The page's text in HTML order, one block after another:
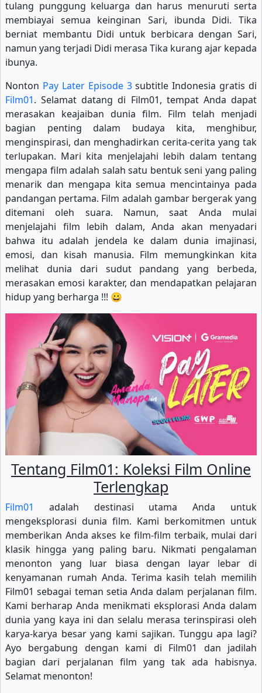
tulang punggung keluarga dan harus menuruti serta
membiayai semua keinginan Sari, ibunda Didi. Tika
berniat membantu Didi untuk berbicara dengan Sari,
namun yang terjadi Didi merasa Tika kurang ajar kepada
ibunya.
Nonton Pay Later Episode 3subtitle Indonesia gratis di
Film01. Selamat datang di Film01, tempat Anda dapat
merasakan keajaiban dunia film. Film telah menjadi
bagian penting dalam budaya kita, menghibur,
menginspirasi, dan menghadirkan cerita-cerita yang tak
terlupakan. Mari kita menjelajahi lebih dalam tentang
mengapa film adalah salah satu bentuk seni yang paling
menarik dan mengapa kita semua mencintainya pada
pandangan pertama. Film adalah gambar bergerak yang
ditemani oleh suara. Namun, saat Anda mulai
menjelajahi film lebih dalam, Anda akan menyadari
bahwa itu adalah jendela ke dalam dunia imajinasi,
emosi, dan kisah manusia. Film memungkinkan kita
melihat dunia dari sudut pandang yang berbeda,
merasakan emosi karakter, dan mendapatkan pelajaran
hidup yang berharga !!! 😀
Tentang Film01: Koleksi Film Online
Terlengkap
Film01
adalah destinasi utama Anda untuk
mengeksplorasi dunia film. Kami berkomitmen untuk
memberikan Anda akses ke film-film terbaik, mulai dari
klasik hingga yang paling baru. Nikmati pengalaman
menonton yang luar biasa dengan layar lebar di
kenyamanan rumah Anda. Terima kasih telah memilih
Film01 sebagai teman setia Anda dalam perjalanan film.
Kami berharap Anda menikmati eksplorasi Anda dalam
dunia yang kaya ini dan selalu merasa terinspirasi oleh
karya-karya besar yang kami sajikan. Tunggu apa lagi?
Ayo bergabung dengan kami di Film01 dan jadilah
bagian dari perjalanan film yang tak ada habisnya.
Selamat menonton!